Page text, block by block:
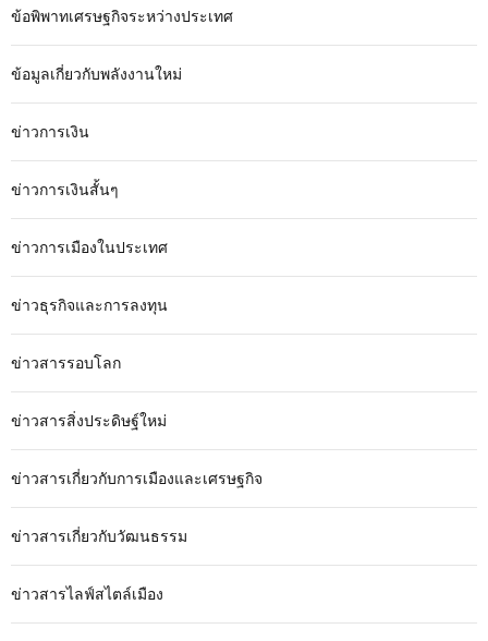
ข้อพิพาทเศรษฐกิจระหว่างประเทศ
ข้อมูลเกี่ยวกับพลังงานใหม่
ข่าวการเงิน
ข่าวการเงินสั้นๆ
ข่าวการเมืองในประเทศ
ข่าวธุรกิจและการลงทุน
ข่าวสารรอบโลก
ข่าวสารสิ่งประดิษฐ์ใหม่
ข่าวสารเกี่ยวกับการเมืองและเศรษฐกิจ
ข่าวสารเกี่ยวกับวัฒนธรรม
ข่าวสารไลฟ์สไตล์เมือง